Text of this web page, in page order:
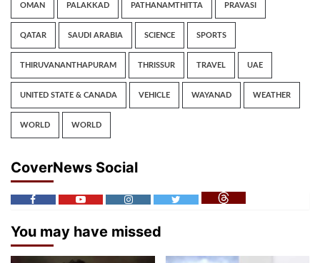
OMAN PALAKKAD PATHANAMTHITTA PRAVASI
QATAR SAUDI ARABIA SCIENCE SPORTS
THIRUVANANTHAPURAM THRISSUR TRAVEL UAE
UNITED STATE & CANADA VEHICLE WAYANAD WEATHER
WORLD WORLD
CoverNews Social
You may have missed